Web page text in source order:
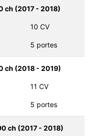
ch (2017 - 2018)
10 CV
5 portes
ch (2018 - 2019)
11 CV
5 portes
ch (2017 - 2018)